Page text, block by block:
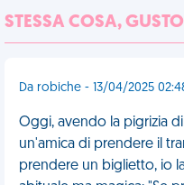
STESSA COSA,
Da robiche - 13/04/2025
Oggi, avendo la pigrizia
un'amica di prendere il
prendere un biglietto, io